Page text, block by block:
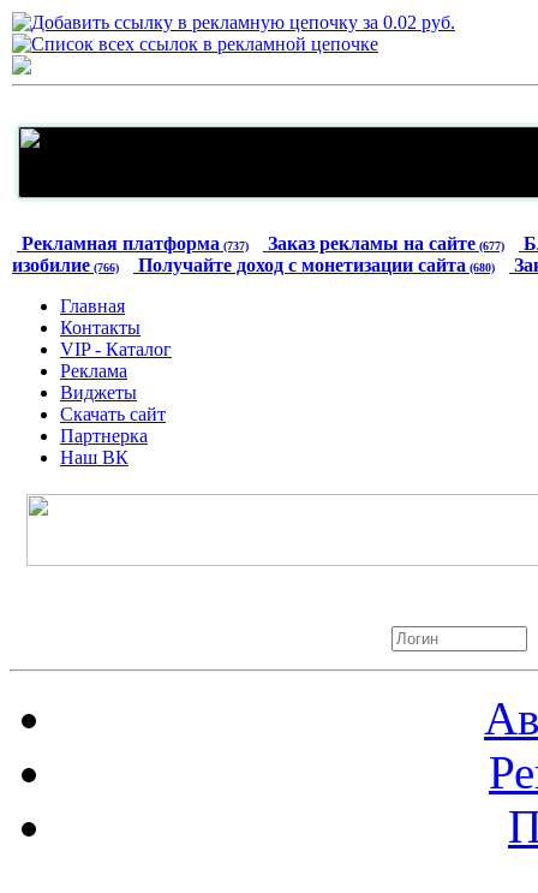
Рекламная платформа (737) Заказ рекламы на сайте (677)
изобилие (766) Получайте доход с монетизации сайта (680)
Главная
Контакты
VIP - Каталог
Реклама
Виджеты
Скачать сайт
Партнерка
Наш ВК